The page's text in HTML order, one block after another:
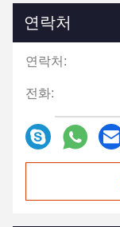
연락처
연락처:
전화: